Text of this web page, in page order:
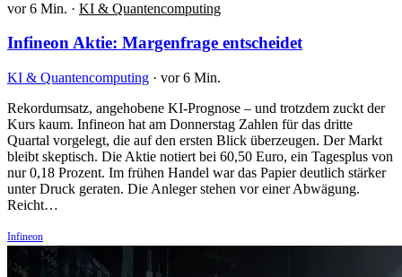
vor 6 Min. · KI & Quantencomputing
Infineon Aktie: Margenfrage entscheidet
KI & Quantencomputing · vor 6 Min.
Rekordumsatz, angehobene KI-Prognose – und trotzdem zuckt der
Kurs kaum. Infineon hat am Donnerstag Zahlen für das dritte
Quartal vorgelegt, die auf den ersten Blick überzeugen. Der Markt
bleibt skeptisch. Die Aktie notiert bei 60,50 Euro, ein Tagesplus von
nur 0,18 Prozent. Im frühen Handel war das Papier deutlich stärker
unter Druck geraten. Die Anleger stehen vor einer Abwägung.
Reicht…
Infineon